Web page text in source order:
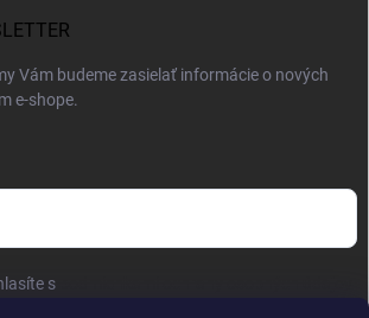
Vám budeme zasielať informácie o nových
e-shope.
s